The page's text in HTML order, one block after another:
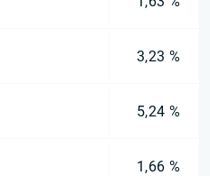
3,23 %
5,24 %
1,66 %